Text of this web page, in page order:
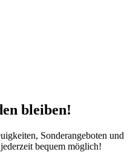
bleiben!
Sonderangeboten und
bequem möglich!